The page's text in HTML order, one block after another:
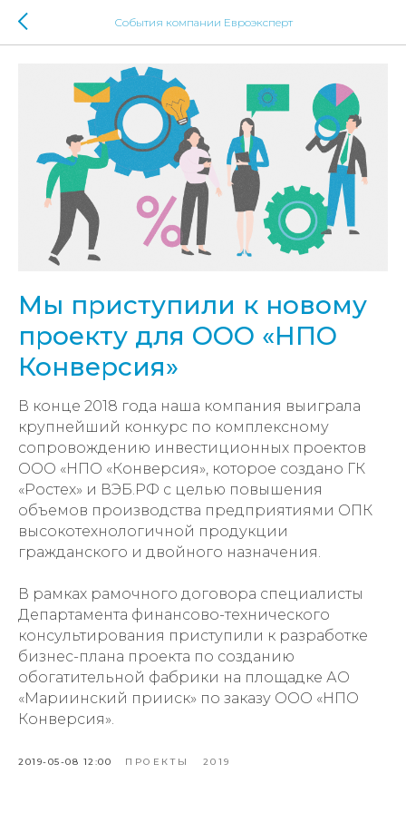
События компании Евроэксперт
Мы приступили к новому
проекту для ООО «НПО
Конверсия»
В конце 2018 года наша компания выиграла
крупнейший конкурс по комплексному
сопровождению инвестиционных проектов
ООО «НПО «Конверсия», которое создано ГК
«Ростех» и ВЭБ.РФ с целью повышения
объемов производства предприятиями ОПК
высокотехнологичной продукции
гражданского и двойного назначения.
В рамках рамочного договора специалисты
Департамента финансово-технического
консультирования приступили к разработке
бизнес-плана проекта по созданию
обогатительной фабрики на площадке АО
«Мариинский прииск» по заказу ООО «НПО
Конверсия».
2019-05-08 12:00 ПРОЕКТЫ 2019